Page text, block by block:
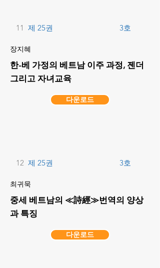
11 제 25권 3호
장지혜
한-베 가정의 베트남 이주 과정, 젠더
그리고 자녀교육
다운로드
12 제 25권 3호
최귀묵
중세 베트남의 ≪詩經≫번역의 양상
과 특징
다운로드